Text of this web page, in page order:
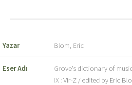
Yazar Blom, Eric
Eser Adı
Grove's dictionary of
IX : Vir-Z / edited by Eric